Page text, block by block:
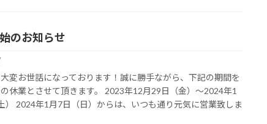
のお知らせ
変お世話になっております！誠に勝手ながら、下記の期間を
休業とさせて頂きます。 2023年12月29日（金）〜2024年1
） 2024年1月7日（日）からは、いつも通り元気に営業致しま